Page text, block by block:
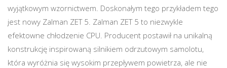
wyjątkowym wzornictwem. Doskonałym tego przykładem tego
jest nowy Zalman ZET 5. Zalman ZET 5 to niezwykle
efektowne chłodzenie CPU. Producent postawił na unikalną
konstrukcję inspirowaną silnikiem odrzutowym samolotu,
która wyróżnia się wysokim przepływem powietrza, ale nie